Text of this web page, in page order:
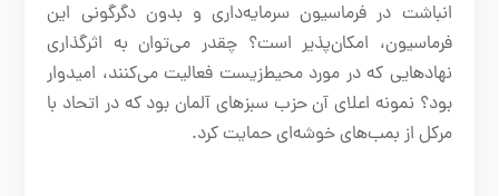
انباشت در فرماسیون سرمایه‌داری و بدون دگرگونی این
فرماسیون، امکان‌پذیر است؟ چقدر می‌توان به اثرگذاری
نهادهایی که در مورد محیط‌زیست فعالیت می‌کنند، امیدوار
بود؟ نمونه اعلای آن حزب سبزهای آلمان بود که در اتحاد با
مرکل از بمب‌های خوشه‌ای حمایت کرد.